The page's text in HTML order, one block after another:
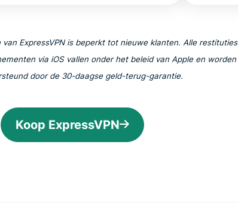
ExpressVPN is beperkt tot nieuwe klanten. Alle restituties
via iOS vallen onder het beleid van Apple en worden
door de 30-daagse geld-terug-garantie.
Koop ExpressVPN